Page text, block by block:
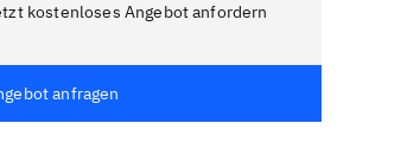
kostenloses Angebot anfordern
anfragen